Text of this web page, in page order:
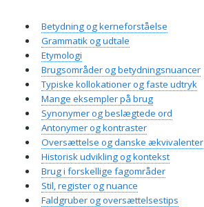
Betydning og kerneforståelse
Grammatik og udtale
Etymologi
Brugsområder og betydningsnuancer
Typiske kollokationer og faste udtryk
Mange eksempler på brug
Synonymer og beslægtede ord
Antonymer og kontraster
Oversættelse og danske ækvivalenter
Historisk udvikling og kontekst
Brug i forskellige fagområder
Stil, register og nuance
Faldgruber og oversættelsestips